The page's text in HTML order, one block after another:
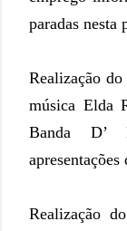
paradas nesta
Realização
música Elda
Banda D’
Realização